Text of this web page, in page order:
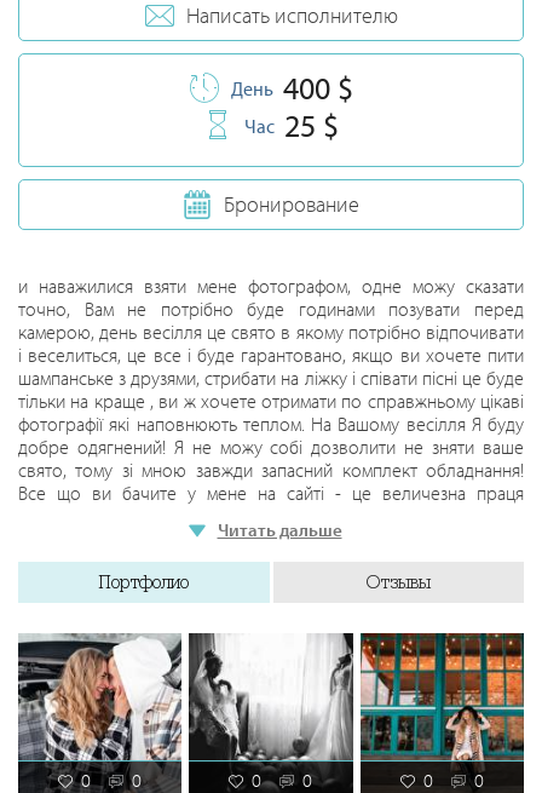
Написать исполнителю
День 400 $
Час 25 $
Бронирование
и наважилися взяти мене фотографом, одне можу сказати
точно, Вам не потрібно буде годинами позувати перед
камерою, день весілля це свято в якому потрібно відпочивати
і веселиться, це все і буде гарантовано, якщо ви хочете пити
шампанське з друзями, стрибати на ліжку і співати пісні це буде
тільки на краще , ви ж хочете отримати по справжньому цікаві
фотографії які наповнюють теплом. На Вашому весілля Я буду
добре одягнений! Я не можу собі дозволити не зняти ваше
свято, тому зі мною завжди запасний комплект обладнання!
Все що ви бачите у мене на сайті - це величезна праця
Читать дальше
Портфолио Отзывы
0 0 0 0 0 0